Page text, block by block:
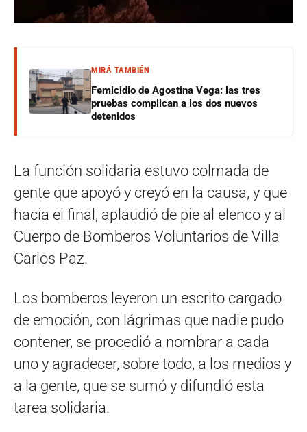
MIRÁ TAMBIÉN
Femicidio de Agostina Vega: las tres
pruebas complican a los dos nuevos
detenidos
La función solidaria estuvo colmada de
gente que apoyó y creyó en la causa, y que
hacia el final, aplaudió de pie al elenco y al
Cuerpo de Bomberos Voluntarios de Villa
Carlos Paz.
Los bomberos leyeron un escrito cargado
de emoción, con lágrimas que nadie pudo
contener, se procedió a nombrar a cada
uno y agradecer, sobre todo, a los medios y
a la gente, que se sumó y difundió esta
tarea solidaria.